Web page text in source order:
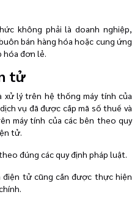
không phải là doanh nghiệp,
bán hàng hóa hoặc cung ứng
hóa đơn lẻ.
tử
lý trên hệ thống máy tính của
vụ đã được cấp mã số thuế và
máy tính của các bên theo quy
tử.
đúng các quy định pháp luật.
điện tử cũng cần được thực hiện